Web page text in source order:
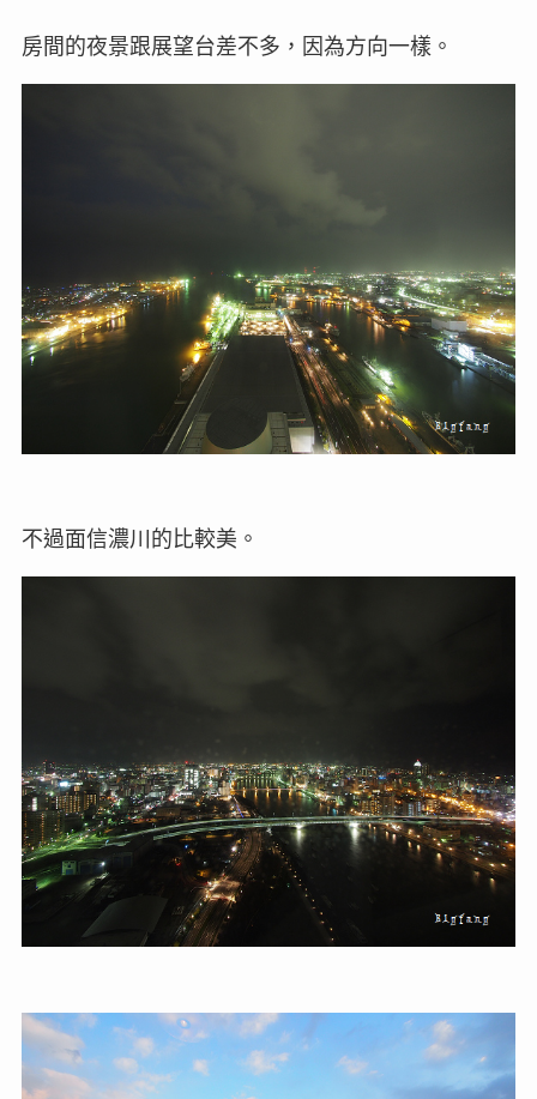
房間的夜景跟展望台差不多，因為方向一樣。
不過面信濃川的比較美。